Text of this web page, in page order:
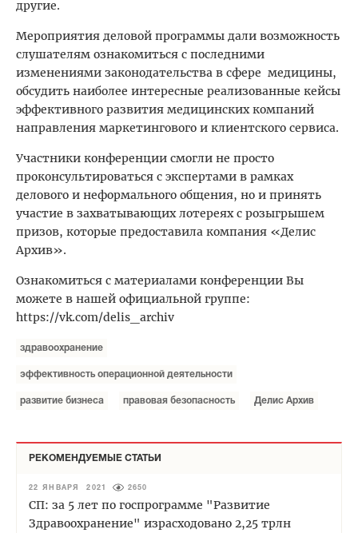
другие.
Мероприятия деловой программы дали возможность
слушателям ознакомиться с последними
изменениями законодательства в сфере медицины,
обсудить наиболее интересные реализованные кейсы
эффективного развития медицинских компаний
направления маркетингового и клиентского сервиса.
Участники конференции смогли не просто
проконсультироваться с экспертами в рамках
делового и неформального общения, но и принять
участие в захватывающих лотереях с розыгрышем
призов, которые предоставила компания «Делис
Архив».
Ознакомиться с материалами конференции Вы
можете в нашей официальной группе:
https://vk.com/delis_archiv
здравоохранение
эффективность операционной деятельности
развитие бизнеса правовая безопасность Делис Архив
РЕКОМЕНДУЕМЫЕ СТАТЬИ
22 ЯНВАРЯ 2021 2650
СП: за 5 лет по госпрограмме "Развитие
Здравоохранение" израсходовано 2,25 трлн